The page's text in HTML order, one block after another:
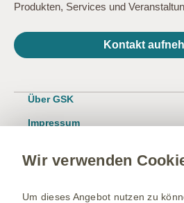
Produkten, Services und
Kontakt
Über GSK
Impressum
Kontakt/Nebenwirkung melden
Wir verwenden
Um dieses Angebot nutzen zu